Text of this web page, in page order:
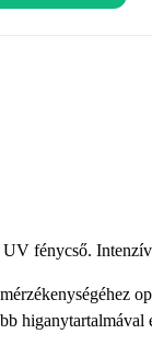
fénycső. Intenzív